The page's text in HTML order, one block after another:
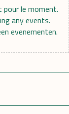
pour le moment.
any events.
evenementen.